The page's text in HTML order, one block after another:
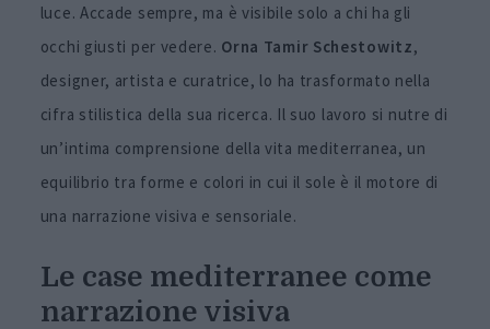
luce. Accade sempre, ma è visibile solo a chi ha gli
occhi giusti per vedere. Orna Tamir Schestowitz,
designer, artista e curatrice, lo ha trasformato nella
cifra stilistica della sua ricerca. Il suo lavoro si nutre di
un’intima comprensione della vita mediterranea, un
equilibrio tra forme e colori in cui il sole è il motore di
una narrazione visiva e sensoriale.
Le case mediterranee come
narrazione visiva